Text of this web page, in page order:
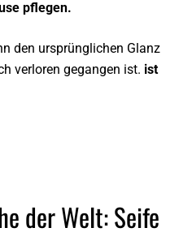
pflegen.
den ursprünglichen Glanz
verloren gegangen ist. ist
der Welt: Seife